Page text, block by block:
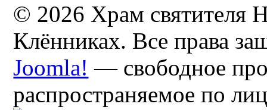
© 2026 Храм святителя
Клённиках. Все права
Joomla! — свободное
распространяемое по